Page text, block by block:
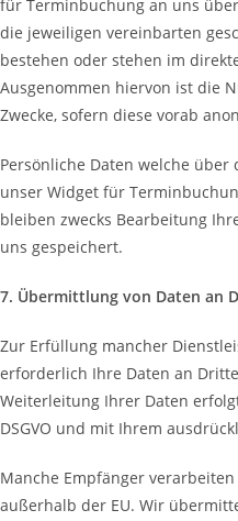
für Terminbuchung an uns
die jeweiligen vereinbarten
bestehen oder stehen im
Ausgenommen hiervon ist die
Zwecke, sofern diese vorab
Persönliche Daten welche
unser Widget für
bleiben zwecks Bearbeitung
uns gespeichert.
7. Übermittlung von Daten an
Zur Erfüllung mancher
erforderlich Ihre Daten an
Weiterleitung Ihrer Daten
DSGVO und mit Ihrem
Manche Empfänger
außerhalb der EU. Wir